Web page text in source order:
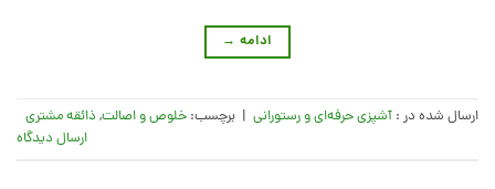
ادامه →
ارسال شده در : آشپزی حرفه‌ای و رستورانی | برچسب: خلوص و اصالت, ذائقه مشتری
ارسال دیدگاه